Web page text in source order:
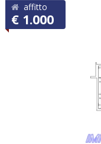
affitto
€ 1.000